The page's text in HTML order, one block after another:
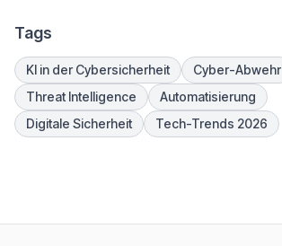
Tags
KI in der Cybersicherheit
Cyber-Abwehr
Threat Intelligence
Automatisierung
Digitale Sicherheit
Tech-Trends 2026